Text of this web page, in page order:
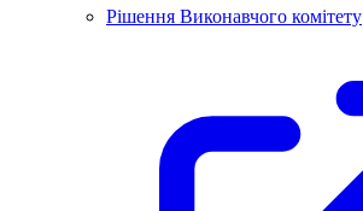
Рішення Виконавчого комітету